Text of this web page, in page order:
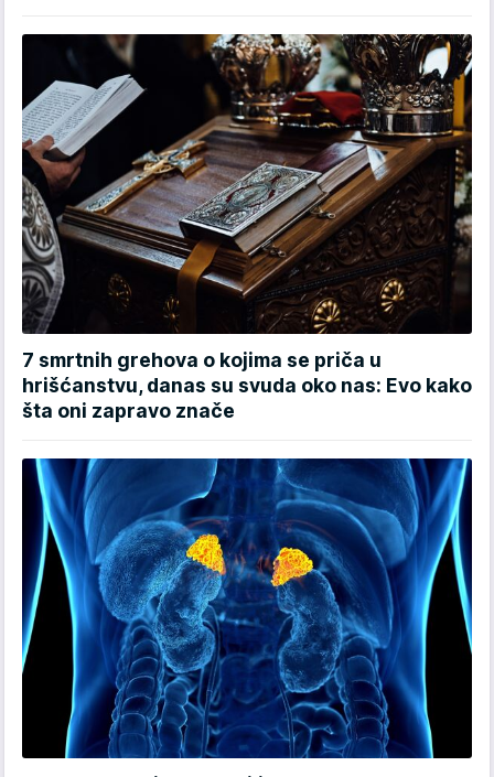
7 smrtnih grehova o kojima se priča u
hrišćanstvu, danas su svuda oko nas: Evo kako
šta oni zapravo znače